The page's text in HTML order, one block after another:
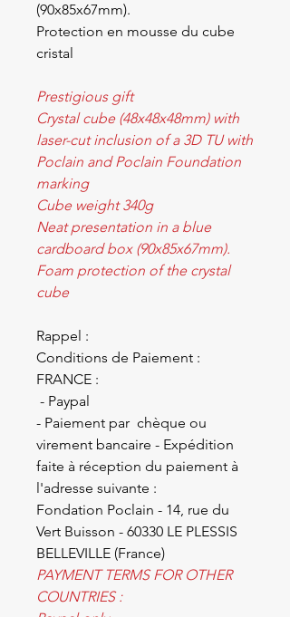
(90x85x67mm).
Protection en mousse du cube
cristal
Prestigious gift
Crystal cube (48x48x48mm) with
laser-cut inclusion of a 3D TU with
Poclain and Poclain Foundation
marking
Cube weight 340g
Neat presentation in a blue
cardboard box (90x85x67mm).
Foam protection of the crystal
cube
Rappel :
Conditions de Paiement :
FRANCE :
- Paypal
- Paiement par chèque ou
virement bancaire - Expédition
faite à réception du paiement à
l'adresse suivante :
Fondation Poclain - 14, rue du
Vert Buisson - 60330 LE PLESSIS
BELLEVILLE (France)
PAYMENT TERMS FOR OTHER
COUNTRIES :